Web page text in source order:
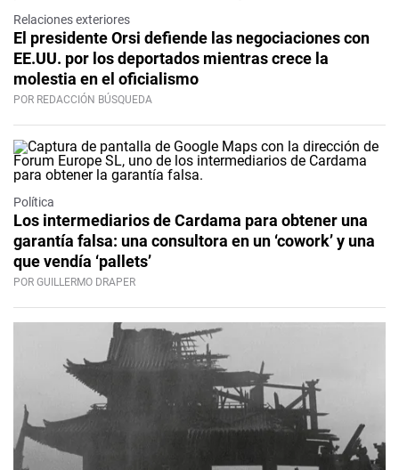
Relaciones exteriores
El presidente Orsi defiende las negociaciones con
EE.UU. por los deportados mientras crece la
molestia en el oficialismo
POR REDACCIÓN BÚSQUEDA
Política
Los intermediarios de Cardama para obtener una
garantía falsa: una consultora en un ‘cowork’ y una
que vendía ‘pallets’
POR GUILLERMO DRAPER